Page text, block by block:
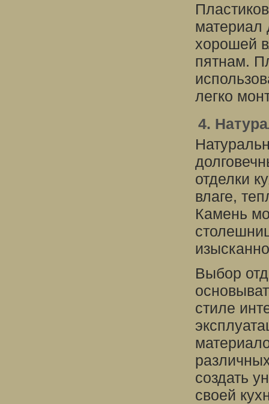
материал
хорошей
пятнам.
легко
4.
отделки
влаге,
Камень
Выбор
стиле
создать
своей